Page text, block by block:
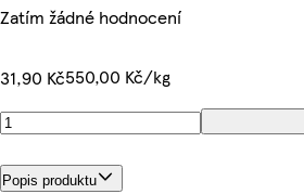
Zatím žádné hodnocení
31,90 Kč550,00 Kč/kg
Popis produktu